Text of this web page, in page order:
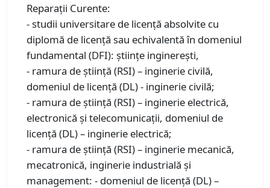
Reparații Curente:
- studii universitare de licenţă absolvite cu
diplomă de licenţă sau echivalentă în domeniul
fundamental (DFI): ştiinţe inginereşti,
- ramura de știință (RSI) – inginerie civilă,
domeniul de licenţă (DL) - inginerie civilă;
- ramura de știință (RSI) – inginerie electrică,
electronică și telecomunicații, domeniul de
licenţă (DL) – inginerie electrică;
- ramura de știință (RSI) – inginerie mecanică,
mecatronică, inginerie industrială și
management: - domeniul de licenţă (DL) –